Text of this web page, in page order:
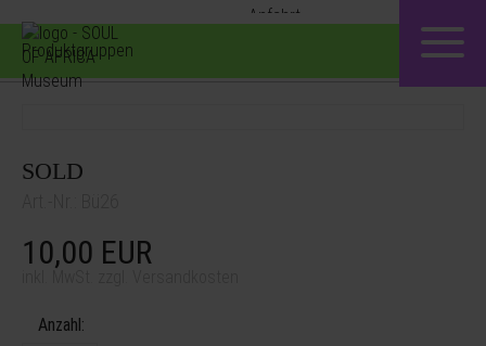
Produktgruppen
SOLD
10,00 EUR
Anzahl: